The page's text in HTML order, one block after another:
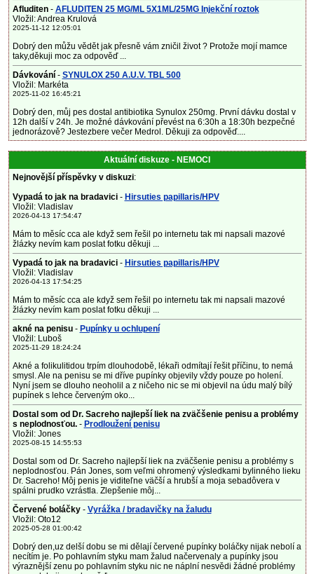
Afluditen- AFLUDITEN 25 MG/ML 5X1ML/25MG Injekční roztok
Vložil: Andrea Krulová
2025-11-12 12:05:01
Dobrý den můžu vědět jak přesně vám zničil život ? Protože mojí mamce
taky,děkuji moc za odpověď ...
Dávkování - SYNULOX 250 A.U.V. TBL 500
Vložil: Markéta
2025-11-02 16:45:21
Dobrý den, můj pes dostal antibiotika Synulox 250mg. První dávku dostal v
12h další v 24h. Je možné dávkování převést na 6:30h a 18:30h bezpečné
jednorázově? Jestezbere večer Medrol. Děkuji za odpověď....
Aktuální diskuze - NEMOCI
Nejnovější příspěvky v diskuzi:
Vypadá to jak na bradavici - Hirsuties papillaris/HPV
Vložil: Vladislav
2026-04-13 17:54:47
Mám to měsíc cca ale když sem řešil po internetu tak mi napsali mazové
žlázky nevím kam poslat fotku děkuji ...
Vypadá to jak na bradavici - Hirsuties papillaris/HPV
Vložil: Vladislav
2026-04-13 17:54:25
Mám to měsíc cca ale když sem řešil po internetu tak mi napsali mazové
žlázky nevím kam poslat fotku děkuji ...
akné na penisu- Pupínky u ochlupení
Vložil: Luboš
2025-11-29 18:24:24
Akné a folikulitidou trpím dlouhodobě, lékaři odmítají řešit příčinu, to nemá
smysl. Ale na penisu se mi dříve pupínky objevily vždy pouze po holení.
Nyní jsem se dlouho neoholil a z ničeho nic se mi objevil na údu malý bílý
pupínek s lehce červeným oko...
Dostal som od Dr. Sacreho najlepší liek na zväčšenie penisu a problémy
s neplodnosťou.- Prodloužení penisu
Vložil: Jones
2025-08-15 14:55:53
Dostal som od Dr. Sacreho najlepší liek na zväčšenie penisu a problémy s
neplodnosťou. Pán Jones, som veľmi ohromený výsledkami bylinného lieku
Dr. Sacreho! Môj penis je viditeľne väčší a hrubší a moja sebadôvera v
spálni prudko vzrástla. Zlepšenie môj...
Červené boláčky - Vyrážka / bradavičky na žaludu
Vložil: Oto12
2025-05-28 01:00:42
Dobrý den,uz delší dobu se mi dělají červené pupínky boláčky nijak nebolí a
necítím je. Po pohlavním styku mam žalud načervenaly a pupínky jsou
výraznější zenu po pohlavním styku nic ne náplní nesvědi žádné problémy